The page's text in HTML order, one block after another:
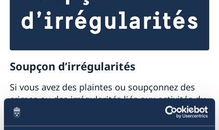
Soupçon d’irrégularités
Si vous avez des plaintes ou soupçonnez des
crimes ou des irrégularités liés aux activités du
ministère des Affaires étrangères, vous pouvez
le signaler au ministère.